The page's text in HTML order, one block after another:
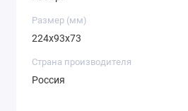
Размер (мм)
224х93х73
Страна производителя
Россия